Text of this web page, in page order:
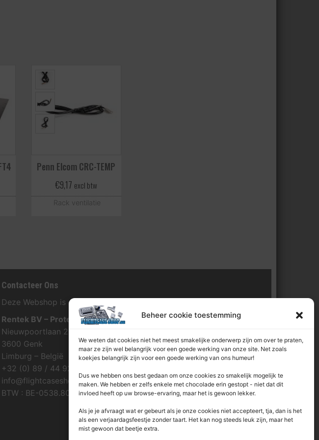
Beheer cookie toestemming
We weten dat cookies niet het meest smakelijke onderwerp zijn om over te praten,
maar ze zijn wel belangrijk voor een goede werking van onze site. Net zoals
koekjes belangrijk zijn voor een goede werking van ons humeur!
Dus we hebben ons best gedaan om onze cookies zo smakelijk mogelijk te
maken. We hebben er zelfs enkele met chocolade erin gestopt - niet dat dit
invloed heeft op uw browse-ervaring, maar het is gewoon lekker.
Als je je afvraagt ​​wat er gebeurt als je onze cookies niet accepteert, tja, dan is het
als een verjaardagsfeestje zonder taart. Het kan nog steeds leuk zijn, maar het
mist gewoon dat beetje extra.
Penn Elcom CRC-TEMP
€9,17 excl btw
Rack ventilatie
Contacteer Ons
Deze Webshop is onderdeel van:
Rentek BV – Protekt
Nieuwpoortlaan 21 / 1
3600 Genk
Limburg – België
+32 (0) 89 / 44 92 07
info@flightcaseshop.be
BTW : BE-0538.802.039